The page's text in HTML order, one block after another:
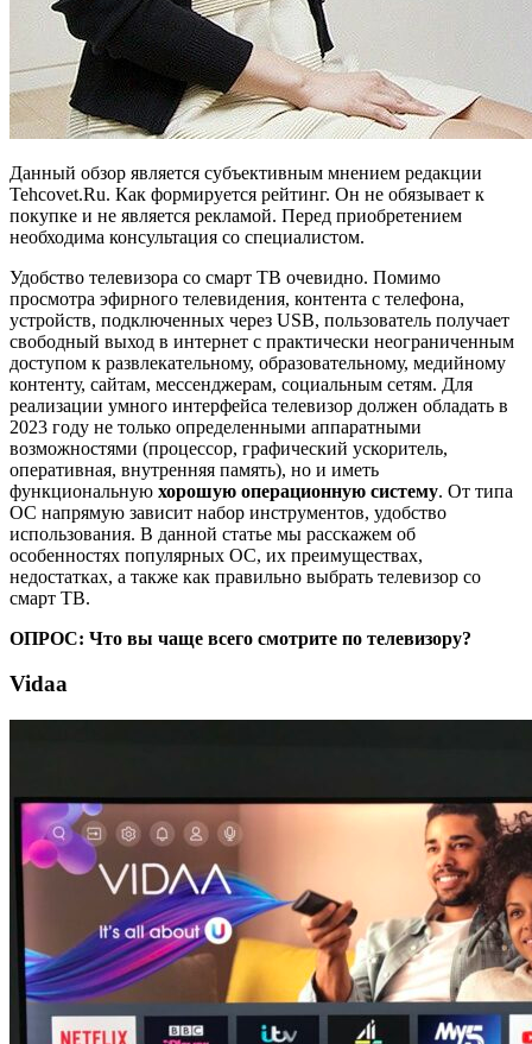
Данный обзор является субъективным мнением редакции
Tehcovet.Ru. Как формируется рейтинг. Он не обязывает к
покупке и не является рекламой. Перед приобретением
необходима консультация со специалистом.
Удобство телевизора со смарт ТВ очевидно. Помимо
просмотра эфирного телевидения, контента с телефона,
устройств, подключенных через USB, пользователь получает
свободный выход в интернет с практически неограниченным
доступом к развлекательному, образовательному, медийному
контенту, сайтам, мессенджерам, социальным сетям. Для
реализации умного интерфейса телевизор должен обладать в
2023 году не только определенными аппаратными
возможностями (процессор, графический ускоритель,
оперативная, внутренняя память), но и иметь
функциональную хорошую операционную систему. От типа
ОС напрямую зависит набор инструментов, удобство
использования. В данной статье мы расскажем об
особенностях популярных ОС, их преимуществах,
недостатках, а также как правильно выбрать телевизор со
смарт ТВ.
ОПРОС: Что вы чаще всего смотрите по телевизору?
Vidaa